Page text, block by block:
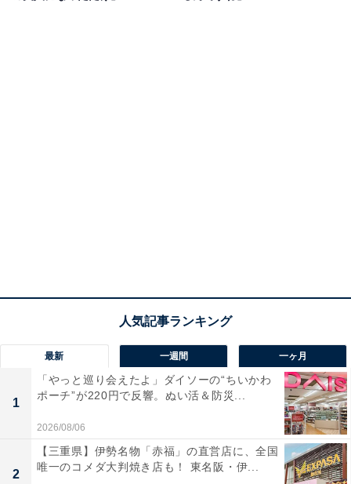
最新 一週間 一ヶ月
1
「やっと巡り会えたよ」ダイソーの“ちいかわ
ポーチ”が220円で反響。ぬい活＆防災...
2026/08/06
2
【三重県】伊勢名物「赤福」の直営店に、全国
唯一のコメダ大判焼き店も！ 東名阪・伊...